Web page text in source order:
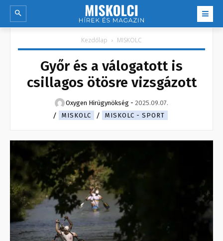
Kezdőlap MISKOLC
Győr és a válogatott is
csillagos ötösre vizsgázott
Oxygen Hirügynökség - 2025.09.07.
MISKOLC
MISKOLC - SPORT